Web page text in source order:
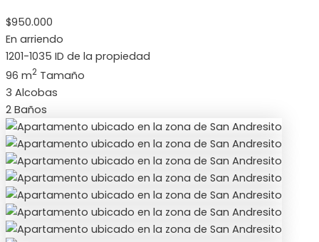
$950.000
En arriendo
1201-1035 ID de la propiedad
96 m2 Tamaño
3 Alcobas
2 Baños